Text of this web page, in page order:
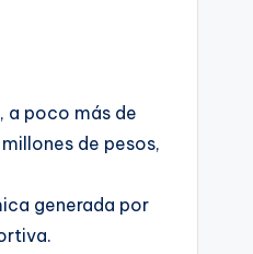
a poco más de
de pesos,
generada por